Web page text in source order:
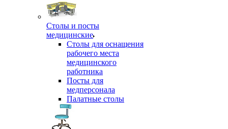
Столы и посты
медицинские
Столы для оснащения
рабочего места
медицинского
работника
Посты для
медперсонала
Палатные столы